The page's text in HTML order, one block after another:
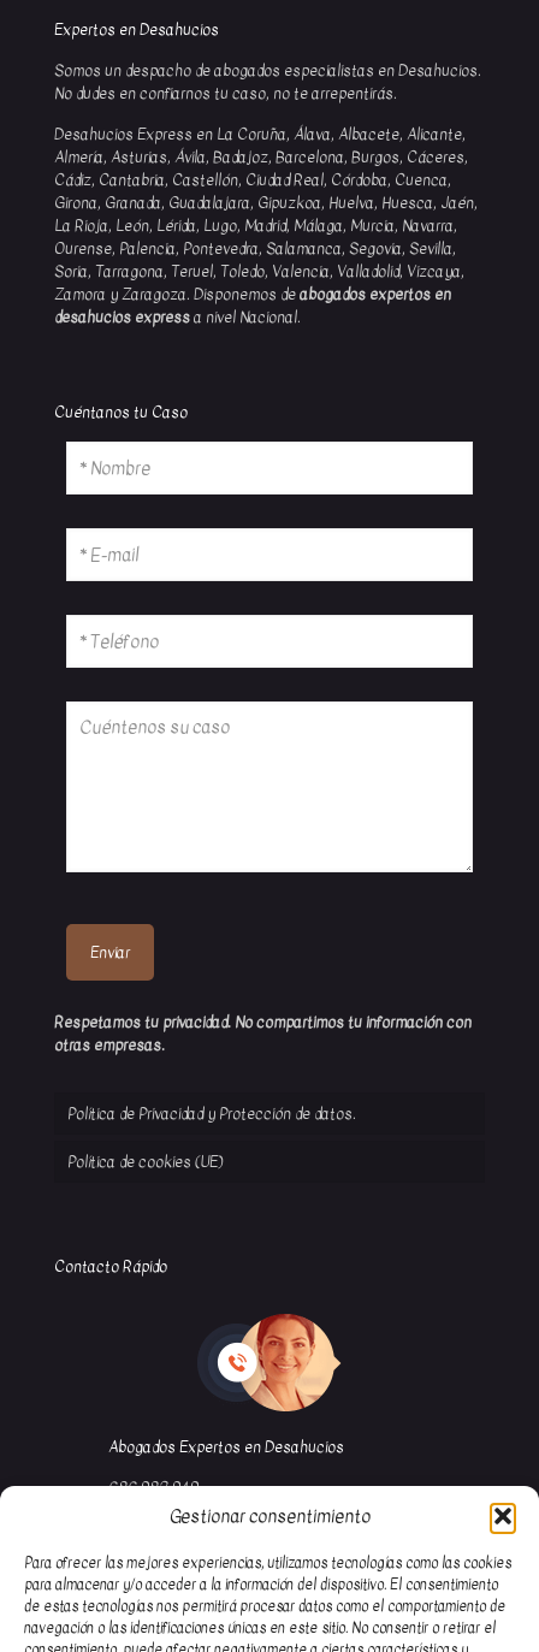
Gestionar consentimiento
Para ofrecer las mejores experiencias, utilizamos tecnologías como las cookies
para almacenar y/o acceder a la información del dispositivo. El consentimiento
de estas tecnologías nos permitirá procesar datos como el comportamiento de
navegación o las identificaciones únicas en este sitio. No consentir o retirar el
Expertos en Desahucios
Somos un despacho de abogados especialistas en Desahucios.
No dudes en confiarnos tu caso, no te arrepentirás.
Desahucios Express en La Coruña, Álava, Albacete, Alicante,
Almería, Asturias, Ávila, Badajoz, Barcelona, Burgos, Cáceres,
Cádiz, Cantabria, Castellón, Ciudad Real, Córdoba, Cuenca,
Girona, Granada, Guadalajara, Gipuzkoa, Huelva, Huesca, Jaén,
La Rioja, León, Lérida, Lugo, Madrid, Málaga, Murcia, Navarra,
Ourense, Palencia, Pontevedra, Salamanca, Segovia, Sevilla,
Soria, Tarragona, Teruel, Toledo, Valencia, Valladolid, Vizcaya,
Zamora y Zaragoza. Disponemos deabogados expertos en
desahucios expressa nivel Nacional.
Cuéntanos tu Caso
Respetamos tu privacidad. No compartimos tu información con
otras empresas.
Política de Privacidad y Protección de datos.
Política de cookies (UE)
Contacto Rápido
Abogados Expertos en Desahucios
686 982 949
91 116 67 58
abogada@garciademuro.com